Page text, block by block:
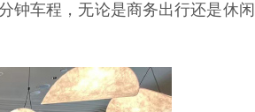
钟车程，无论是商务出行还是休